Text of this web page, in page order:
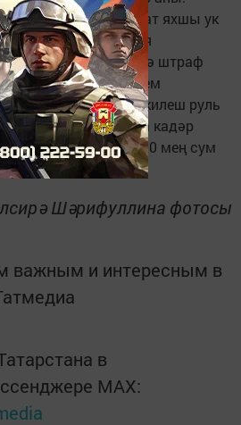
59 яшьлек ир-ат яхшы ук
бозучыга полиция
туктамаган өчен дә штраф
Ә калган җәза аңа, кем
буенча: исерек килеш руль
ел ярымнан ике елга кадәр
колак кагу, 30 мең сум
чыгымнары.
Шәрифуллина фотосы
важным и интересным в
в
MАХ: